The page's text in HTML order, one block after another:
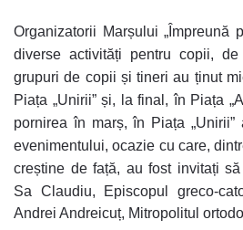
Organizatorii Marșului „Împreună
diverse activități pentru copii,
grupuri de copii și tineri au ținut
Piața „Unirii” și, la final, în Piața
pornirea în marș, în Piața
evenimentului, ocazie cu care,
creștine de față, au fost invitați
Sa Claudiu, Episcopul greco-
Andrei Andreicuț, Mitropolitul